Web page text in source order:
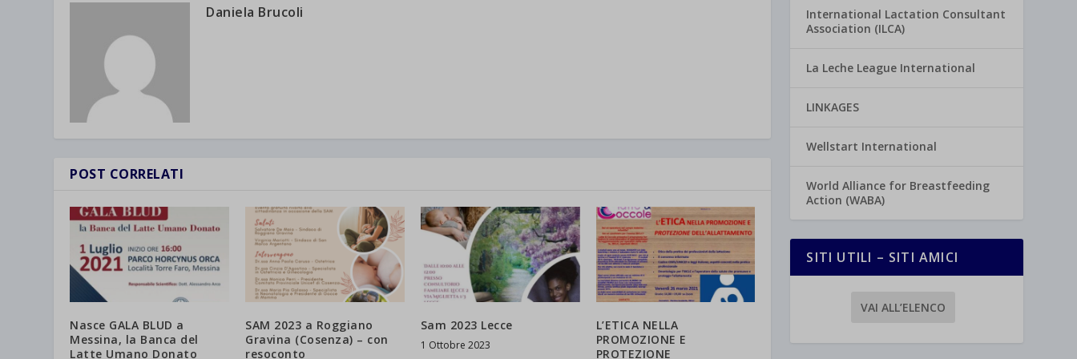
Daniela Brucoli
POST CORRELATI
Nasce GALA BLUD a
Messina, la Banca del
Latte Umano Donato
SAM 2023 a Roggiano
Gravina (Cosenza) – con
resoconto
Sam 2023 Lecce
1 Ottobre 2023
L’ETICA NELLA
PROMOZIONE E
PROTEZIONE
International Lactation Consultant
Association (ILCA)
La Leche League International
LINKAGES
Wellstart International
World Alliance for Breastfeeding
Action (WABA)
SITI UTILI – SITI AMICI
VAI ALL’ELENCO